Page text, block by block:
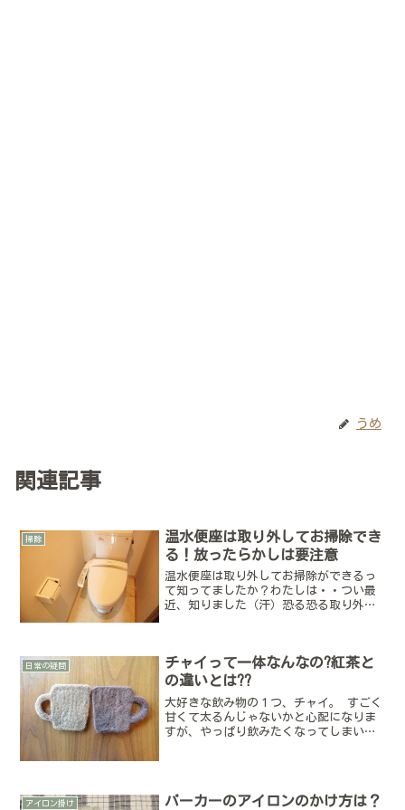
うめ
関連記事
掃除
温水便座は取り外してお掃除でき
る！放ったらかしは要注意
温水便座は取り外してお掃除ができるっ
て知ってましたか？わたしは・・つい最
近、知りました（汗）恐る恐る取り外し
くらいはお掃除し...
日常の疑問
チャイって一体なんなの?紅茶と
の違いとは??
大好きな飲み物の１つ、チャイ。 すごく
甘くて太るんじゃないかと心配になりま
すが、やっぱり飲みたくなってしまいま
アイロン掛け
パーカーのアイロンのかけ方は？